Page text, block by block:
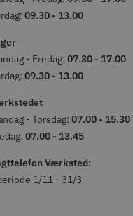
09.30 - 13.00
- Fredag: 07.30 - 17.00
09.30 - 13.00
- Torsdag: 07.00 - 15.30
07.00 - 13.45
Værksted:
1/11 - 31/3